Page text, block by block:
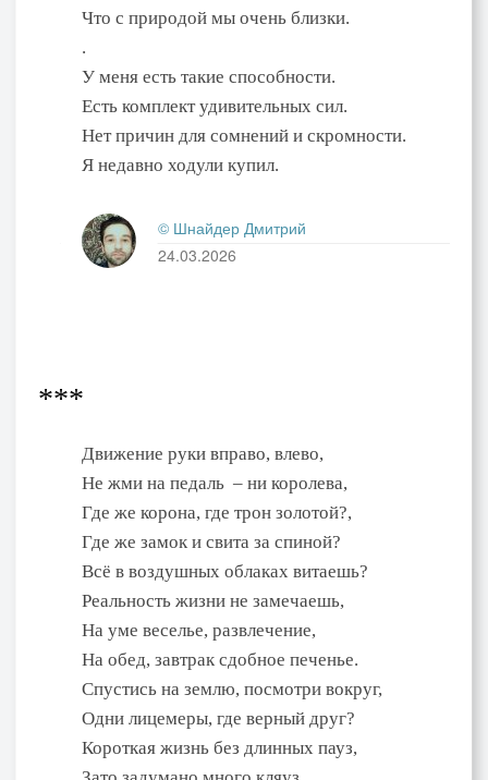
Что с природой мы очень близки.
.
У меня есть такие способности.
Есть комплект удивительных сил.
Нет причин для сомнений и скромности.
Я недавно ходули купил.
© Шнайдер Дмитрий
24.03.2026
***
Движение руки вправо, влево,
Не жми на педаль – ни королева,
Где же корона, где трон золотой?,
Где же замок и свита за спиной?
Всё в воздушных облаках витаешь?
Реальность жизни не замечаешь,
На уме веселье, развлечение,
На обед, завтрак сдобное печенье.
Спустись на землю, посмотри вокруг,
Одни лицемеры, где верный друг?
Короткая жизнь без длинных пауз,